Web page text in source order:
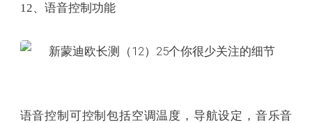
12、语音控制功能
语音控制可控制包括空调温度，导航设定，音乐音